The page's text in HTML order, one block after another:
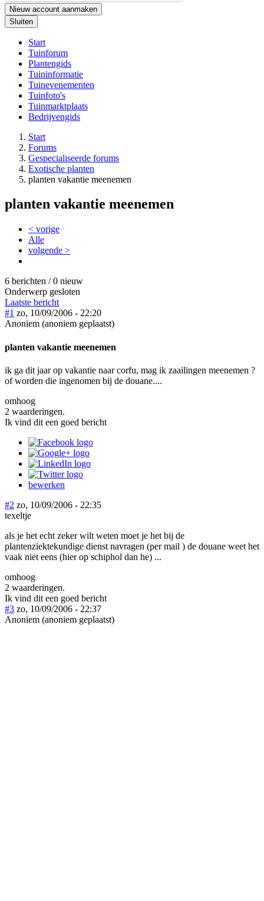
Nieuw account aanmaken
Sluiten
Start
Tuinforum
Plantengids
Tuininformatie
Tuinevenementen
Tuinfoto's
Tuinmarktplaats
Bedrijvengids
Start
Forums
Gespecialiseerde forums
Exotische planten
planten vakantie meenemen
planten vakantie meenemen
< vorige
Alle
volgende >
6 berichten / 0 nieuw
Onderwerp gesloten
Laatste bericht
#1 zo, 10/09/2006 - 22:20
Anoniem (anoniem geplaatst)
planten vakantie meenemen
ik ga dit jaar op vakantie naar corfu, mag ik zaailingen meenemen ?
of worden die ingenomen bij de douane....
omhoog
2 waarderingen.
Ik vind dit een goed bericht
bewerken
#2 zo, 10/09/2006 - 22:35
texeltje
als je het echt zeker wilt weten moet je het bij de
plantenziektekundige dienst navragen (per mail ) de douane weet het
vaak niet eens (hier op schiphol dan he) ...
omhoog
2 waarderingen.
Ik vind dit een goed bericht
#3 zo, 10/09/2006 - 22:37
Anoniem (anoniem geplaatst)